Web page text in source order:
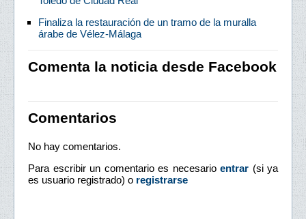
Finaliza la restauración de un tramo de la muralla
árabe de Vélez-Málaga
Comenta la noticia desde Facebook
Comentarios
No hay comentarios.
Para escribir un comentario es necesario entrar (si ya
es usuario registrado) o registrarse